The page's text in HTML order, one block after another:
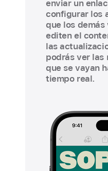
enviar un
configurar los
que los
editen el
las
podrás ver las
que se vayan
tiempo real.